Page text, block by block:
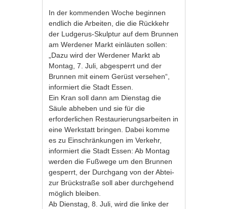
In der kommenden Woche beginnen
endlich die Arbeiten, die die Rückkehr
der Ludgerus-Skulptur auf dem Brunnen
am Werdener Markt einläuten sollen:
„Dazu wird der Werdener Markt ab
Montag, 7. Juli, abgesperrt und der
Brunnen mit einem Gerüst versehen“,
informiert die Stadt Essen.
Ein Kran soll dann am Dienstag die
Säule abheben und sie für die
erforderlichen Restaurierungsarbeiten in
eine Werkstatt bringen. Dabei komme
es zu Einschränkungen im Verkehr,
informiert die Stadt Essen: Ab Montag
werden die Fußwege um den Brunnen
gesperrt, der Durchgang von der Abtei-
zur Brückstraße soll aber durchgehend
möglich bleiben.
Ab Dienstag, 8. Juli, wird die linke der